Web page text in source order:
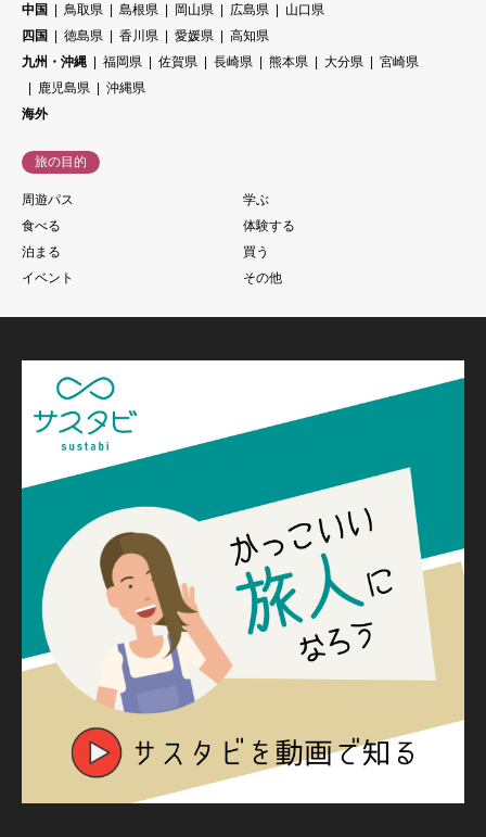
中国
鳥取県 島根県 岡山県 広島県
山口県
四国
徳島県 香川県 愛媛県
高知県
九州・沖縄
福岡県 佐賀県 長崎県 熊本県 大分県
宮崎県
鹿児島県
沖縄県
海外
旅の目的
周遊パス
学ぶ
食べる
体験する
泊まる
買う
イベント
その他